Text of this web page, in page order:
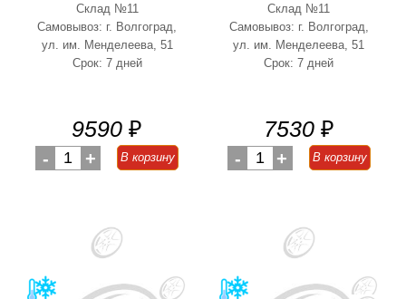
Склад №11
Самовывоз: г. Волгоград,
ул. им. Менделеева, 51
Срок: 7 дней
9590 ₽
- 1 + В корзину
Склад №11
Самовывоз: г. Волгоград,
ул. им. Менделеева, 51
Срок: 7 дней
7530 ₽
- 1 + В корзину